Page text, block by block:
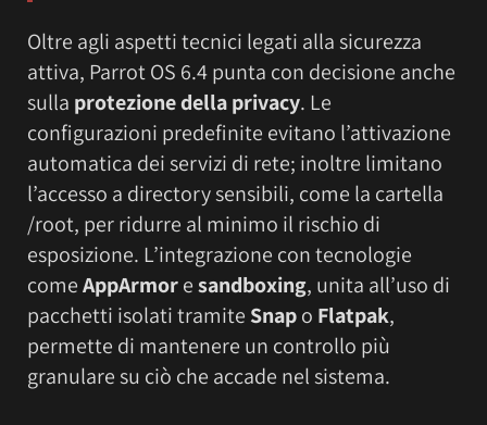
Oltre agli aspetti tecnici legati alla sicurezza
attiva, Parrot OS 6.4 punta con decisione anche
sulla protezione della privacy. Le
configurazioni predefinite evitano l’attivazione
automatica dei servizi di rete; inoltre limitano
l’accesso a directory sensibili, come la cartella
/root, per ridurre al minimo il rischio di
esposizione. L’integrazione con tecnologie
comeAppArmoresandboxing, unita all’uso di
pacchetti isolati tramite Snapo Flatpak,
permette di mantenere un controllo più
granulare su ciò che accade nel sistema.